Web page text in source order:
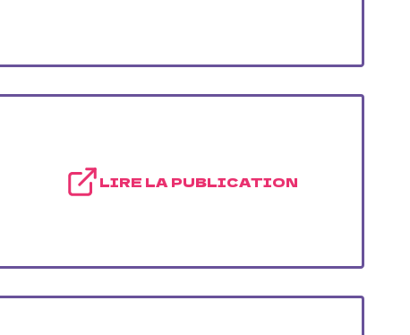
LIRE LA PUBLICATION